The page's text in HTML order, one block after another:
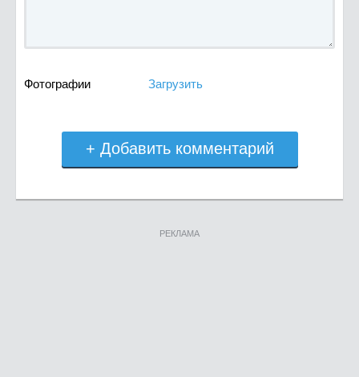
Фотографии Загрузить
+ Добавить комментарий
РЕКЛАМА